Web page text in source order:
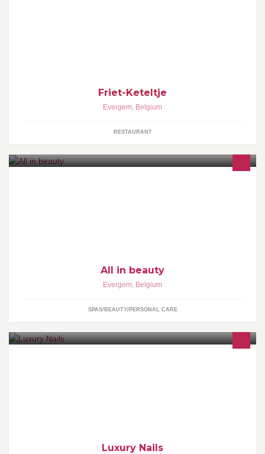
Friet-Keteltje
Evergem, Belgium
RESTAURANT
All in beauty
Evergem, Belgium
SPAS/BEAUTY/PERSONAL CARE
Luxury Nails